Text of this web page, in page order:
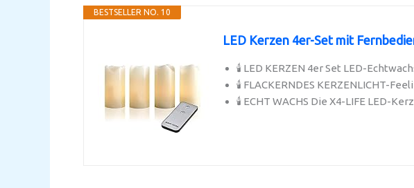
BESTSELLER NO. 10
LED Kerzen 4er-Set mit
🕯 LED KERZEN 4er Set LED-
🕯 FLACKERNDES KERZENLICHT-
🕯 ECHT WACHS Die X4-LIFE LED-